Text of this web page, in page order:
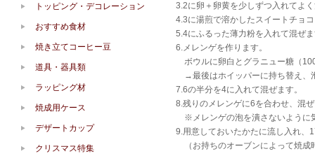
3.2に卵＋卵黄を少しずつ入れてよ
4.3に湯煎で溶かしたスイートチョ
5.4にふるった薄力粉を入れて混ぜ
6.メレンゲを作ります。
ボウルに卵白とグラニュー糖（
→最後はホイッパーに持ち替え、
7.6の半分を4に入れて混ぜます。
8.残りのメレンゲに6を合わせ、混
※メレンゲの泡を潰さないように
9.用意しておいたかたに流し入れ
（お持ちのオーブンによって焼成
トッピング・デコレーション
おすすめ食材
焼き立てコーヒー豆
道具・器具類
ラッピング材
焼成用ケース
デザートカップ
クリスマス特集